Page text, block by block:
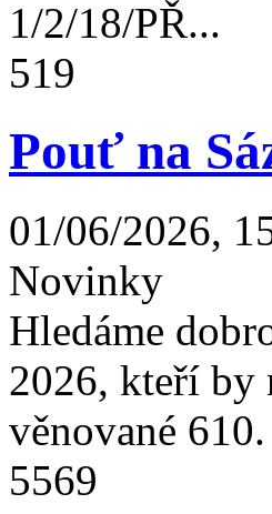
1/2/18/PŘ...
519
Pouť na
01/06/2026,
Novinky
Hledáme
2026, kteří by
věnované
5569